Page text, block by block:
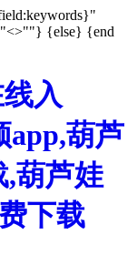
{else} {end
入
app,葫芦
,葫芦娃
下载